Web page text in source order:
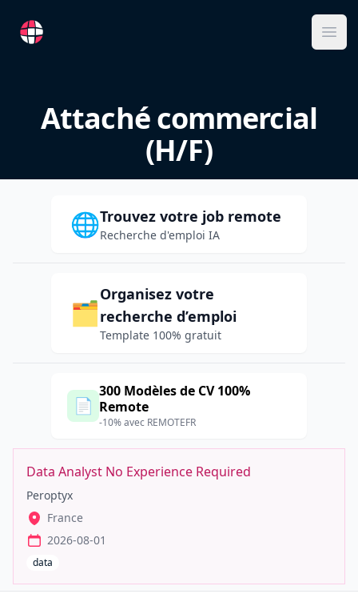
RemoteFR
Attaché commercial
(H/F)
🌐Trouvez votre job remote
Recherche d'emploi IA
🗂️
Organisez votre
recherche d’emploi
Template 100% gratuit
📄
300 Modèles de CV 100%
Remote
-10% avec REMOTEFR
Data Analyst No Experience Required
Peroptyx
France
2026-08-01
data